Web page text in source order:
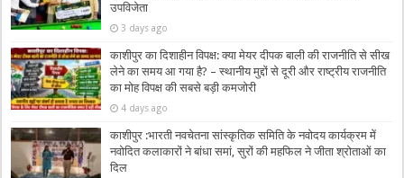
उपविजेता
3 days ago
काशीपुर का दिशाहीन विपक्ष: क्या मेयर दीपक बाली की राजनीति से सीख
लेने का समय आ गया है? – स्थानीय मुद्दों से दूरी और राष्ट्रीय राजनीति
का मोह विपक्ष की सबसे बड़ी कमजोरी
4 days ago
काशीपुर :भारती नवचेतना सांस्कृतिक समिति के नवोदय कार्यक्रम में
नवोदित कलाकारों ने बांधा समां, सुरों की महफिल ने जीता श्रोताओं का
दिल